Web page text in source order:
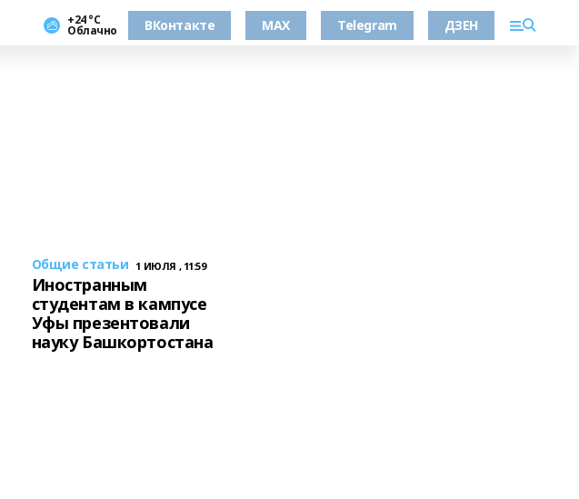
+24 °С
Облачно ВКонтакте MAX Telegram ДЗЕН
Общие статьи 1 ИЮЛЯ , 11:59
Иностранным
студентам в кампусе
Уфы презентовали
науку Башкортостана